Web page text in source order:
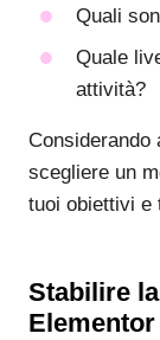
Quali
Quale
attività?
Considerando
scegliere un
tuoi obiettivi e
Stabilire
Elementor